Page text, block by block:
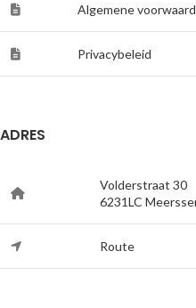
Algemene
Privacybeleid
ADRES
Volderstraat 30
6231LC
Route